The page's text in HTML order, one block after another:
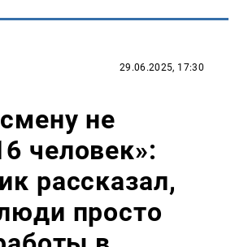
29.06.2025, 17:30
не
человек»:
рассказал,
просто